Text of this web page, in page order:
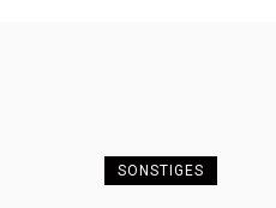
SONSTIGES